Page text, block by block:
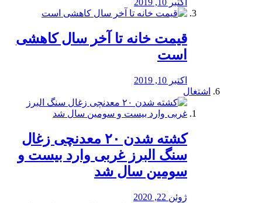
قیمت خانه تا آخر سال کاهشی
است
اکتبر 10, 2019
اشتغال
کشته شدن ۲۰ معدنچی زغال
سنگ البرز غربی وارد بیست و
سومین سال شد
ژوئن 22, 2020